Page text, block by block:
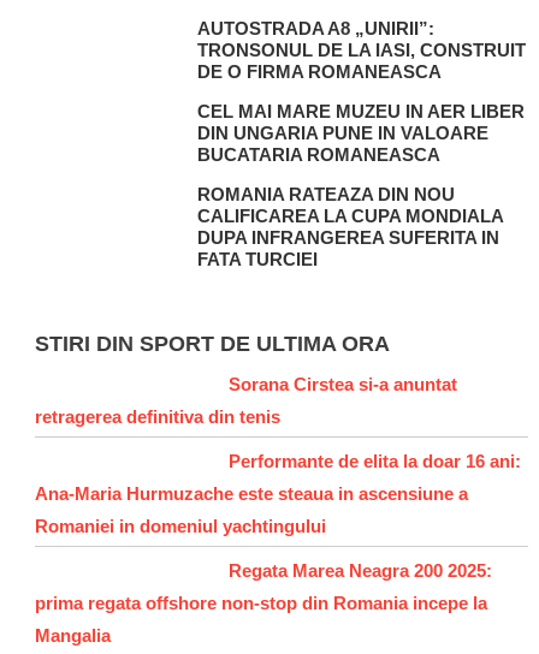
AUTOSTRADA A8 „UNIRII”:
TRONSONUL DE LA IASI, CONSTRUIT
DE O FIRMA ROMANEASCA
CEL MAI MARE MUZEU IN AER LIBER
DIN UNGARIA PUNE IN VALOARE
BUCATARIA ROMANEASCA
ROMANIA RATEAZA DIN NOU
CALIFICAREA LA CUPA MONDIALA
DUPA INFRANGEREA SUFERITA IN
FATA TURCIEI
STIRI DIN SPORT DE ULTIMA ORA
Sorana Cirstea si-a anuntat
retragerea definitiva din tenis
Performante de elita la doar 16 ani:
Ana-Maria Hurmuzache este steaua in ascensiune a
Romaniei in domeniul yachtingului
Regata Marea Neagra 200 2025:
prima regata offshore non-stop din Romania incepe la
Mangalia